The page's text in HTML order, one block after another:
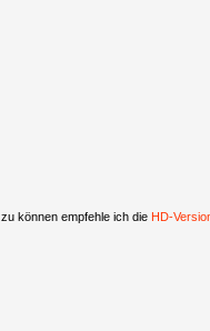
können empfehle ich die HD-